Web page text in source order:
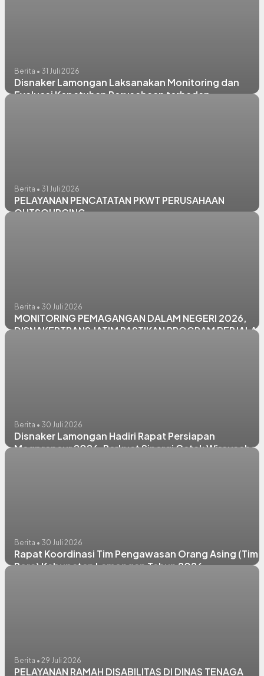
Berita • 31 Juli 2026
Disnaker Lamongan Laksanakan Monitoring dan
Evaluasi Kepatuhan Perusahaan terhadap
Berita • 31 Juli 2026
PELAYANAN PENCATATAN PKWT PERUSAHAAN
OUTSOURCING
Berita • 30 Juli 2026
MONITORING PEMAGANGAN DALAM NEGERI 2026,
DISNAKERTRANS JATIM PASTIKAN PROGRAM BERJALAN
Berita • 30 Juli 2026
Disnaker Lamongan Hadiri Rapat Persiapan
Megpreneur 2026, Perkuat Sinergi Cetak Wirausaha
Berita • 30 Juli 2026
Rapat Koordinasi Tim Pengawasan Orang Asing (Tim
Pora) Kabupaten Lamongan Tahun 2026
Berita • 29 Juli 2026
PELAYANAN RAMAH DISABILITAS DI DINAS TENAGA